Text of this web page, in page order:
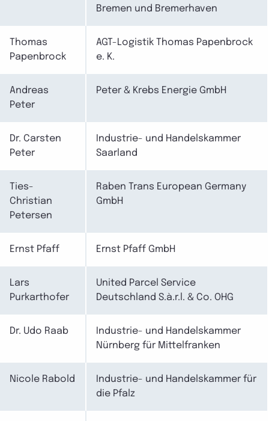
Bremen und Bremerhaven
Thomas
Papenbrock
AGT-Logistik Thomas Papenbrock
e. K.
Andreas
Peter
Peter & Krebs Energie GmbH
Dr. Carsten
Peter
Industrie- und Handelskammer
Saarland
Ties-
Christian
Petersen
Raben Trans European Germany
GmbH
Ernst Pfaff Ernst Pfaff GmbH
Lars
Purkarthofer
United Parcel Service
Deutschland S.à.r.l. & Co. OHG
Dr. Udo Raab
Industrie- und Handelskammer
Nürnberg für Mittelfranken
Nicole Rabold
Industrie- und Handelskammer für
die Pfalz